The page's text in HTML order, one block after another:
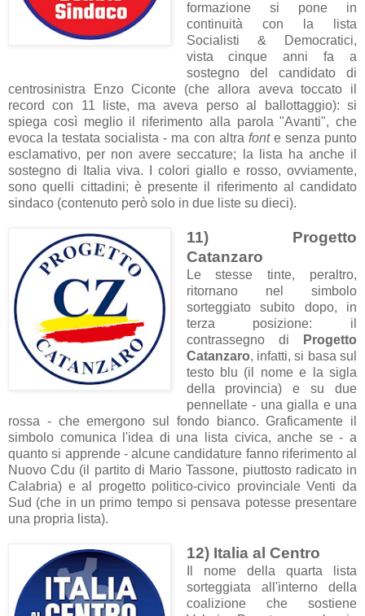
formazione si pone in
continuità con la lista
Socialisti & Democratici,
vista cinque anni fa a
sostegno del candidato di
centrosinistra Enzo Ciconte (che allora aveva toccato il
record con 11 liste, ma aveva perso al ballottaggio): si
spiega così meglio il riferimento alla parola "Avanti", che
evoca la testata socialista - ma con altra fonte senza punto
esclamativo, per non avere seccature; la lista ha anche il
sostegno di Italia viva. I colori giallo e rosso, ovviamente,
sono quelli cittadini; è presente il riferimento al candidato
sindaco (contenuto però solo in due liste su dieci).
11) Progetto
Catanzaro
Le stesse tinte, peraltro,
ritornano nel simbolo
sorteggiato subito dopo, in
terza posizione: il
contrassegno di
Progetto
Catanzaro, infatti, si basa sul
testo blu (il nome e la sigla
della provincia) e su due
pennellate - una gialla e una
rossa - che emergono sul fondo bianco. Graficamente il
simbolo comunica l'idea di una lista civica, anche se - a
quanto si apprende - alcune candidature fanno riferimento al
Nuovo Cdu (il partito di Mario Tassone, piuttosto radicato in
Calabria) e al progetto politico-civico provinciale Venti da
Sud (che in un primo tempo si pensava potesse presentare
una propria lista).
12) Italia al Centro
Il nome della quarta lista
sorteggiata all'interno della
coalizione che sostiene